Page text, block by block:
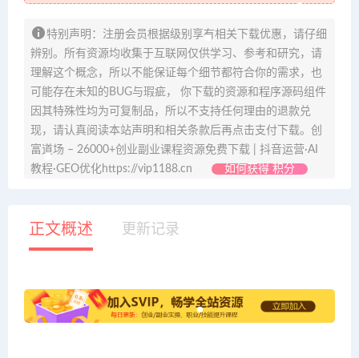
特别声明：注册会员根据级别享有相关下载优惠，请仔细
辨别。所有资源均收集于互联网仅供学习、参考和研究，请
理解这个概念，所以不能保证每个细节都符合你的需求，也
可能存在未知的BUG与瑕疵， 你下载的资源和程序源码组件
因其特殊性均为可复制品，所以不支持任何理由的退款兑
现，请认真阅读本站声明和相关条款后再点击支付下载。创
富道场 – 26000+创业副业课程资源免费下载 | 抖音运营·AI
教程·GEO优化https://vip1188.cn
如何获得 积分
正文概述 更新记录